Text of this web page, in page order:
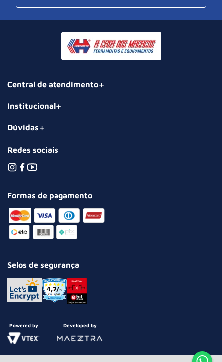
Central de atendimento
Institucional
Dúvidas
Redes sociais
Formas de pagamento
Selos de segurança
Powered by Developed by